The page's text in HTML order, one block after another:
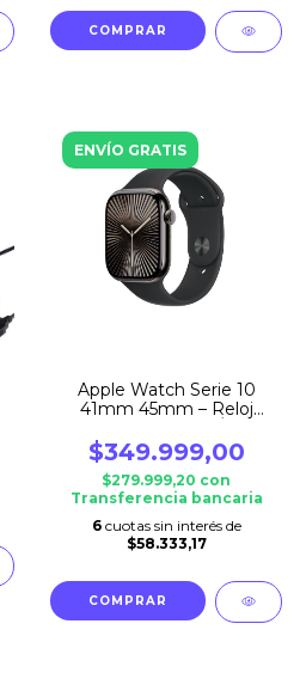
ENVÍO GRATIS
Apple Watch Serie 10
41mm 45mm – Reloj
Modelo
$349.999,00
$279.999,20 con
Transferencia bancaria
6 cuotas sin interés de
$58.333,17